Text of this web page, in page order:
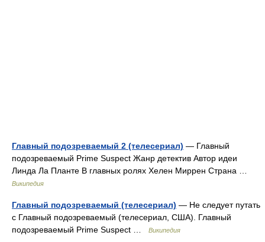
Главный подозреваемый 2 (телесериал) — Главный
подозреваемый Prime Suspect Жанр детектив Автор идеи
Линда Ла Планте В главных ролях Хелен Миррен Страна …
Википедия
Главный подозреваемый (телесериал) — Не следует путать
с Главный подозреваемый (телесериал, США). Главный
подозреваемый Prime Suspect …
Википедия